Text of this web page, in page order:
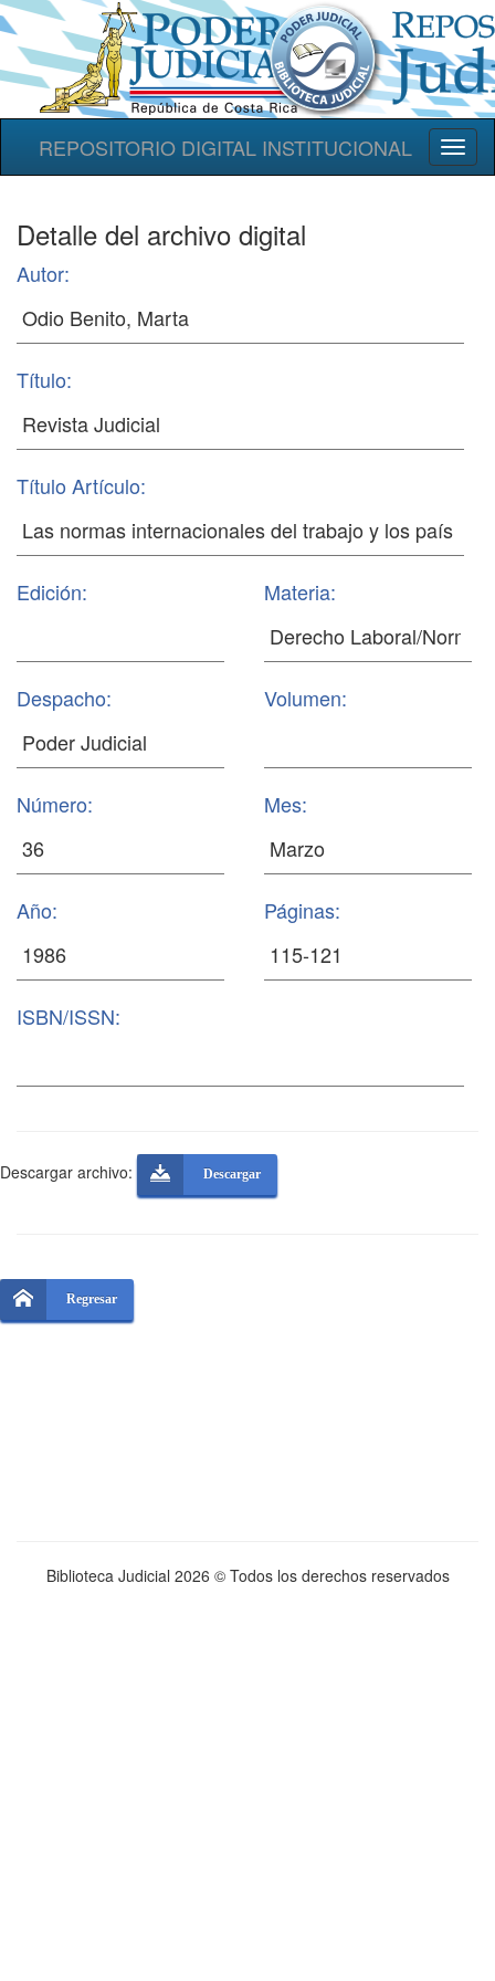
REPOSITORIO DIGITAL INSTITUCIONAL
Detalle del archivo digital
Autor:
Título:
Título Artículo:
Edición: Materia:
Despacho: Volumen:
Número: Mes:
Año: Páginas:
ISBN/ISSN:
Descargar archivo: Descargar
Regresar
Biblioteca Judicial 2026 © Todos los derechos reservados